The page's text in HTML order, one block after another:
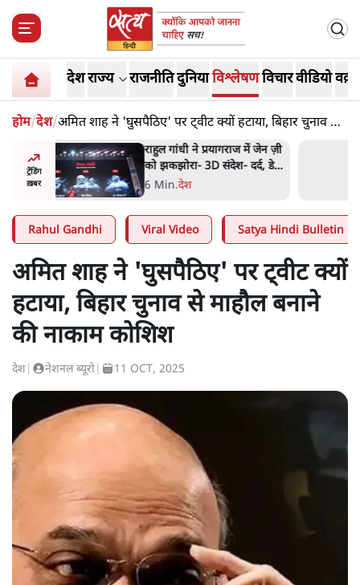
देशराज्य राजनीतिदुनियाविश्लेषणविचारवीडियो
होम/देश/अमित शाह ने 'घुसपैठिए' पर ट्वीट क्यों हटाया, बिहार चुनाव से
माहौल बनाने की नाकाम कोशिश
ट्रेंडिंग
ख़बर
में जेन ज़ी
डेटा,
ममता बनर्जी की गाड़ी पर पत्थर-
कीचड़ से हमला- आरोप लगाया,
'मेरी जान भी जा सकती थी'
8 Min
Rahul Gandhi Viral Video Satya Hindi Bulletin
अमित शाह ने 'घुसपैठिए' पर ट्वीट क्यों
हटाया, बिहार चुनाव से माहौल बनाने
की नाकाम कोशिश
देश नेशनल ब्यूरो 11 OCT, 2025